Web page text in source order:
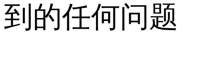
到的任何问题